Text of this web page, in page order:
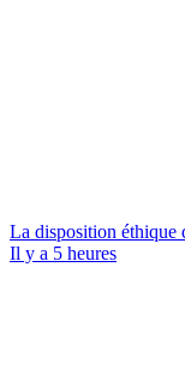
La disposition éthique
Il y a 5 heures